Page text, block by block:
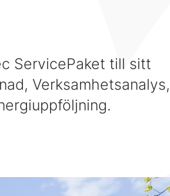
ServicePaket till sitt
Verksamhetsanalys,